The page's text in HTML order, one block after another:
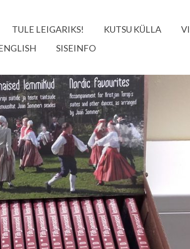
TULE LEIGARIKS! KUTSU KÜLLA
SISEINFO